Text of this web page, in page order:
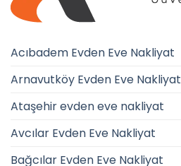
Acıbadem Evden Eve Nakliyat
Arnavutköy Evden Eve Nakliyat
Ataşehir evden eve nakliyat
Avcılar Evden Eve Nakliyat
Bağcılar Evden Eve Nakliyat